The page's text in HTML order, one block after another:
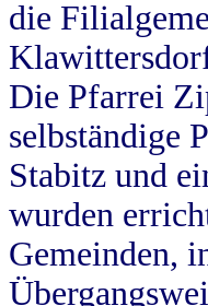
die
Die Pfarrei
selbständige
Stabitz und
wurden
Gemeinden,